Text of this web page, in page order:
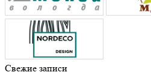
Свежие записи